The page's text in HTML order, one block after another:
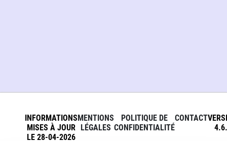
INFORMATIONS
MISES À JOUR
LE 28-04-2026
MENTIONS
LÉGALES
POLITIQUE DE
CONFIDENTIALITÉ
CONTACT